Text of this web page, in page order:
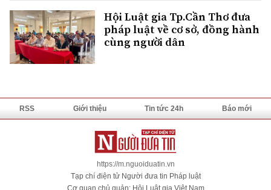
Hội Luật gia Tp.Cần Thơ đưa
pháp luật về cơ sở, đồng hành
cùng người dân
RSS Giới thiệu Tin tức 24h Báo mới
https://m.nguoiduatin.vn
Tạp chí điện tử Người đưa tin Pháp luật
Cơ quan chủ quản: Hội Luật gia Việt Nam